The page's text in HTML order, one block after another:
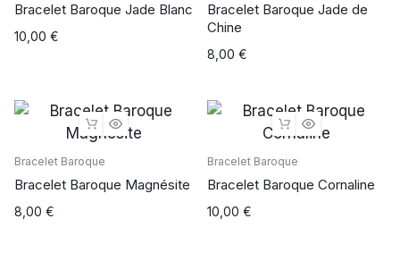
Bracelet Baroque Jade Blanc
10,00 €
Bracelet Baroque Jade de
Chine
8,00 €
Bracelet Baroque
Bracelet Baroque Magnésite
8,00 €
Bracelet Baroque
Bracelet Baroque Cornaline
10,00 €